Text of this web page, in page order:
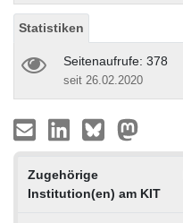
Statistiken
Seitenaufrufe: 378
seit 26.02.2020
Zugehörige
Institution(en) am KIT